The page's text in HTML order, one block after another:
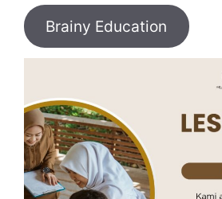
Brainy Education